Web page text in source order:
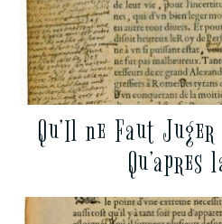
Qu’Il ne Faut
Qu’apres